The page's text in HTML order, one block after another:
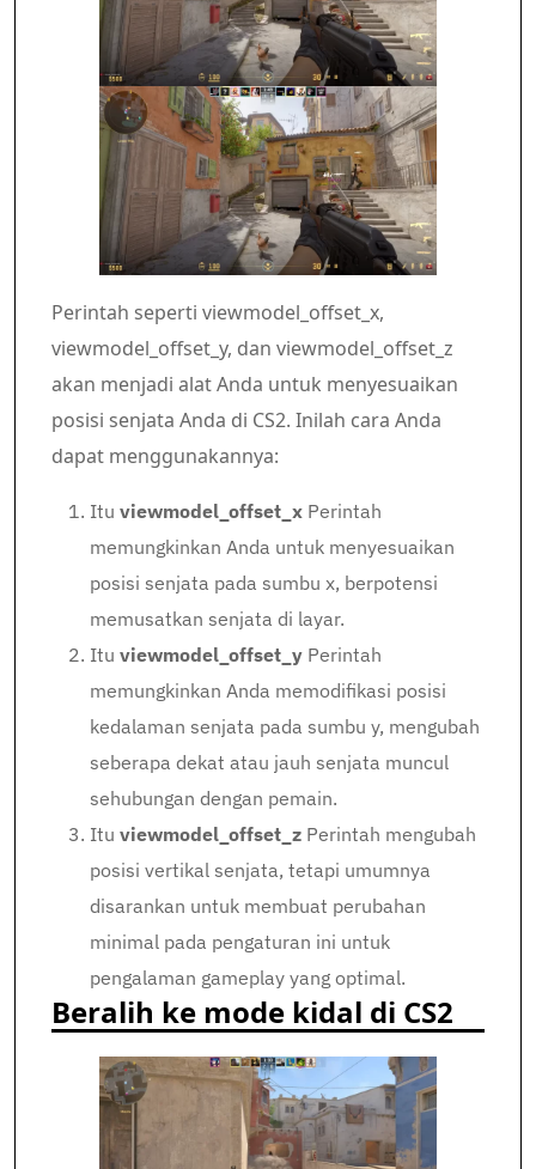
Perintah seperti viewmodel_offset_x,
viewmodel_offset_y, dan viewmodel_offset_z
akan menjadi alat Anda untuk menyesuaikan
posisi senjata Anda di CS2. Inilah cara Anda
dapat menggunakannya:
Itu viewmodel_offset_x Perintah
memungkinkan Anda untuk menyesuaikan
posisi senjata pada sumbu x, berpotensi
memusatkan senjata di layar.
Itu viewmodel_offset_y Perintah
memungkinkan Anda memodifikasi posisi
kedalaman senjata pada sumbu y, mengubah
seberapa dekat atau jauh senjata muncul
sehubungan dengan pemain.
Itu viewmodel_offset_z Perintah mengubah
posisi vertikal senjata, tetapi umumnya
disarankan untuk membuat perubahan
minimal pada pengaturan ini untuk
pengalaman gameplay yang optimal.
Beralih ke mode kidal di CS2